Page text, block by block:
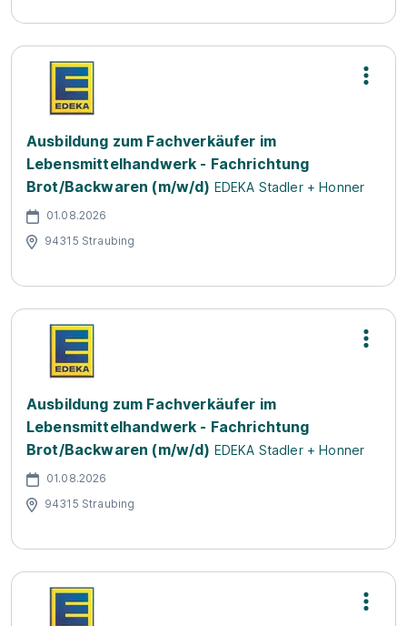
Ausbildung zum Fachverkäufer im
Lebensmittelhandwerk - Fachrichtung
Brot/Backwaren (m/w/d) EDEKA Stadler + Honner
01.08.2026
94315 Straubing
Ausbildung zum Fachverkäufer im
Lebensmittelhandwerk - Fachrichtung
Brot/Backwaren (m/w/d) EDEKA Stadler + Honner
01.08.2026
94315 Straubing